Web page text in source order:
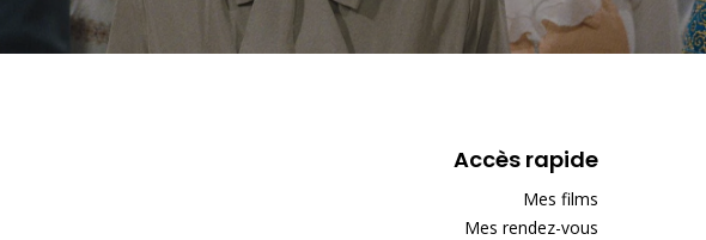
Accès rapide
Mes films
Mes rendez-vous